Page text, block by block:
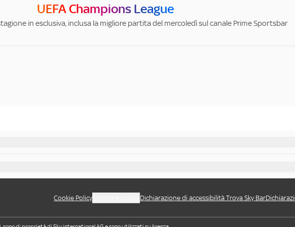
UEFA Champions League
in esclusiva, inclusa la migliore partita del mercoledì sul canale Prime Sportsbar
Cookie Policy Dichiarazione di accessibilità Trova Sky Bar